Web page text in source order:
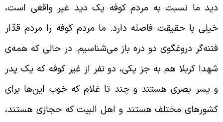
ما نسبت به مردم کوفه یک دید غیر واقعی است،
با حقیقت فاصله دارد. ما مردم کوفه را مردم قدّار
دروغگوی دو دره باز می‌شناسیم. در حالی که همه‌ی
کربلا هم به جز یکی، دو نفر از غیر کوفه که یک پدر
پسر بصری هستند و چند تا غلام که خوب این‌ها برای
مختلف هستند و اهل البیت که حجازی هستند،